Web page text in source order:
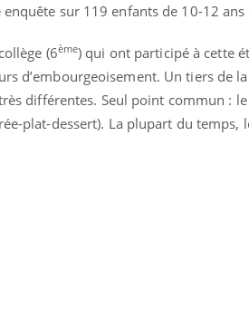
sur 119 enfants de 10-12
(6ème) qui ont participé à cette
d’embourgeoisement. Un tiers de
différentes. Seul point commun :
plat-dessert). La plupart du temps,